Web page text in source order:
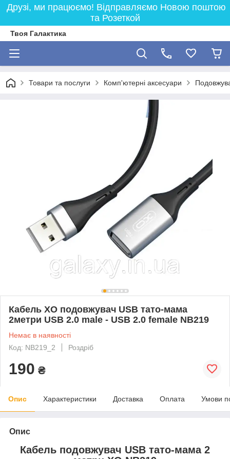
Друзі, ми працюємо! Відправляємо Новою поштою
та Розеткой
Твоя Галактика
Товари та послуги Комп'ютерні аксесуари
Кабель XO подовжувач USB тато-мама
2метри USB 2.0 male - USB 2.0 female NB219
Немає в наявності
Код: NB219_2
Роздріб
190 ₴
Опис Характеристики Доставка Оплата Умови
Опис
Кабель подовжувач USB тато-мама 2